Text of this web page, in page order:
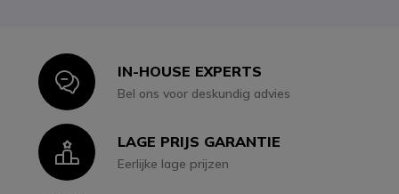
IconIN-HOUSE EXPERTS
Bel ons voor deskundig advies
IconLAGE PRIJS GARANTIE
Eerlijke lage prijzen